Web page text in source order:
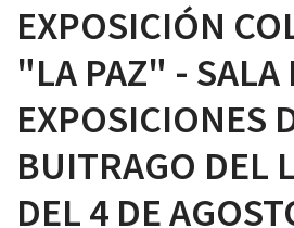
EXPOSICIÓN
"LA PAZ" - SALA
EXPOSICIONES
BUITRAGO DEL
DEL 4 DE